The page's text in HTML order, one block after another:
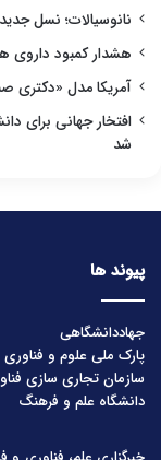
نانوسیالات؛ نسل
هشدار کمبود داروی
آمریکا مدل «دکتری
افتخار جهانی برای
شد
پیوند ها
جهاددانشگاهی
پارک ملی علوم و
سازمان تجاری سازی
دانشگاه علم و فرهنگ